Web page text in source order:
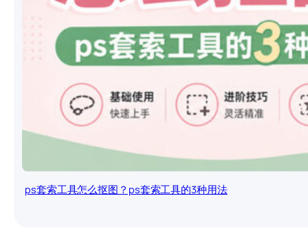
ps套索工具怎么抠图？ps套索工具的3种用法